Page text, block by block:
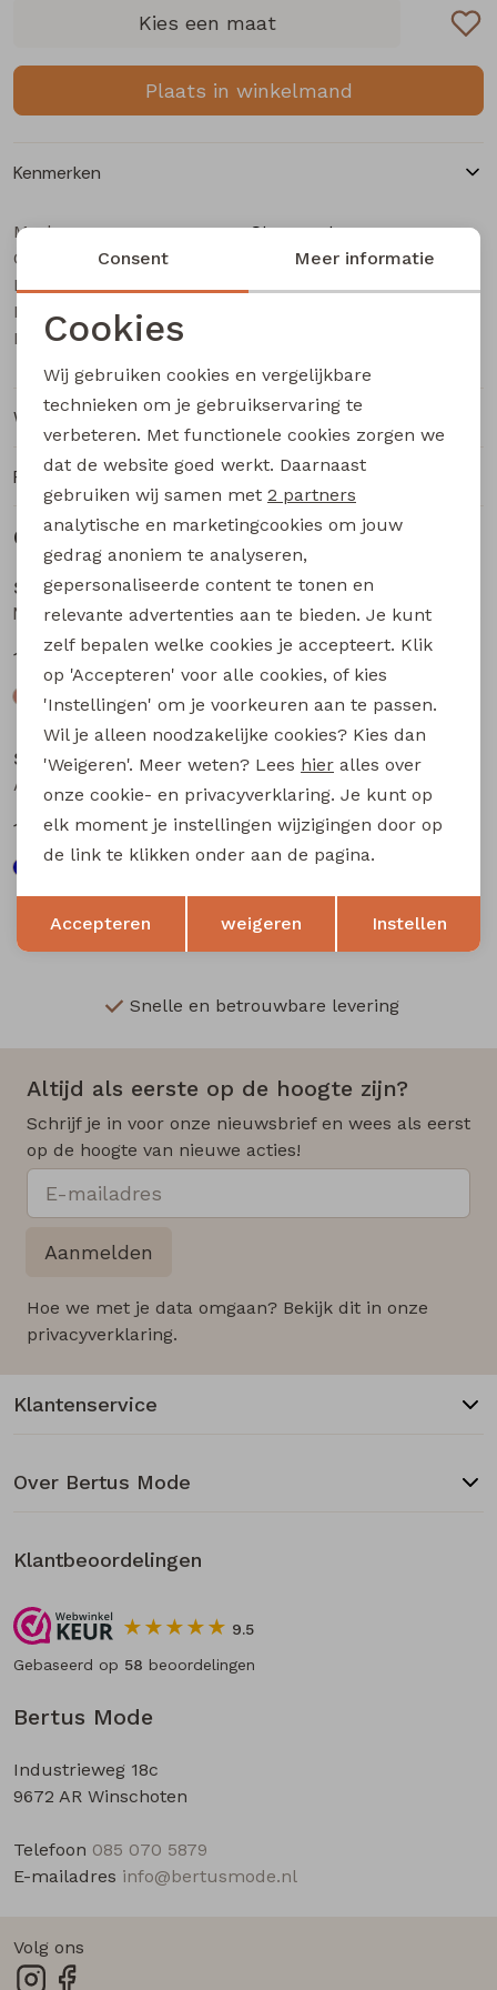
Bermuda's
Kies een maat
Plaats in winkelmand
Kenmerken
Merk
Stonecast
Categorie
Heren T-Shirt km
Leverancierscode
Asinc men Z10365
Bestelcode
Kleur
Winkelvoorraad
Ruilen en retourneren
Gerelateerde producten
Stonecast
MT-49496. Z10699 heren T-Shirt km raf/jeans
10,00
19,99
Stonecast
10,00
19,99
Sale
Stonecast
10,00 19,99
Stonecast
9,00
17,99
Snelle en betrouwbare levering
Altijd als eerste op de hoogte zijn?
Schrijf je in voor onze nieuwsbrief en wees als eerst
op de hoogte van nieuwe acties!
Aanmelden
Hoe we met je data omgaan? Bekijk dit in onze
privacyverklaring.
Bertus Mode
Industrieweg 18c
9672 AR Winschoten
Telefoon 085 070 5879
E-mailadres info@bertusmode.nl
Klantenservice
Over Bertus Mode
Klantbeoordelingen
9.5
Gebaseerd op 58 beoordelingen
Volg ons
Noodzakelijke cookies
Analytische cookies
Marketing cookies
Terug Opslaan
Consent Meer informatie
Cookies
Wij gebruiken cookies en vergelijkbare
technieken om je gebruikservaring te
verbeteren. Met functionele cookies zorgen we
dat de website goed werkt. Daarnaast
gebruiken wij samen met 2 partners
analytische en marketingcookies om jouw
gedrag anoniem te analyseren,
gepersonaliseerde content te tonen en
relevante advertenties aan te bieden. Je kunt
zelf bepalen welke cookies je accepteert. Klik
op 'Accepteren' voor alle cookies, of kies
'Instellingen' om je voorkeuren aan te passen.
Wil je alleen noodzakelijke cookies? Kies dan
'Weigeren'. Meer weten? Lees hier alles over
onze cookie- en privacyverklaring. Je kunt op
elk moment je instellingen wijzigingen door op
de link te klikken onder aan de pagina.
Accepteren weigeren Instellen